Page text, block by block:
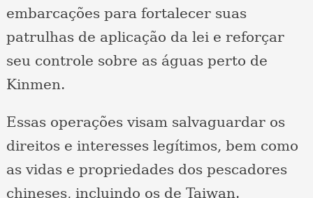
embarcações para fortalecer suas
patrulhas de aplicação da lei e reforçar
seu controle sobre as águas perto de
Kinmen.
Essas operações visam salvaguardar os
direitos e interesses legítimos, bem como
as vidas e propriedades dos pescadores
chineses, incluindo os de Taiwan.